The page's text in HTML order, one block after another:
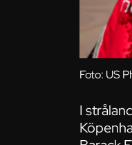
Foto: US
I